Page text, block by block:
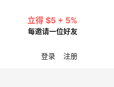
立得 $5 + 5%
每邀请一位好友
登录 注册